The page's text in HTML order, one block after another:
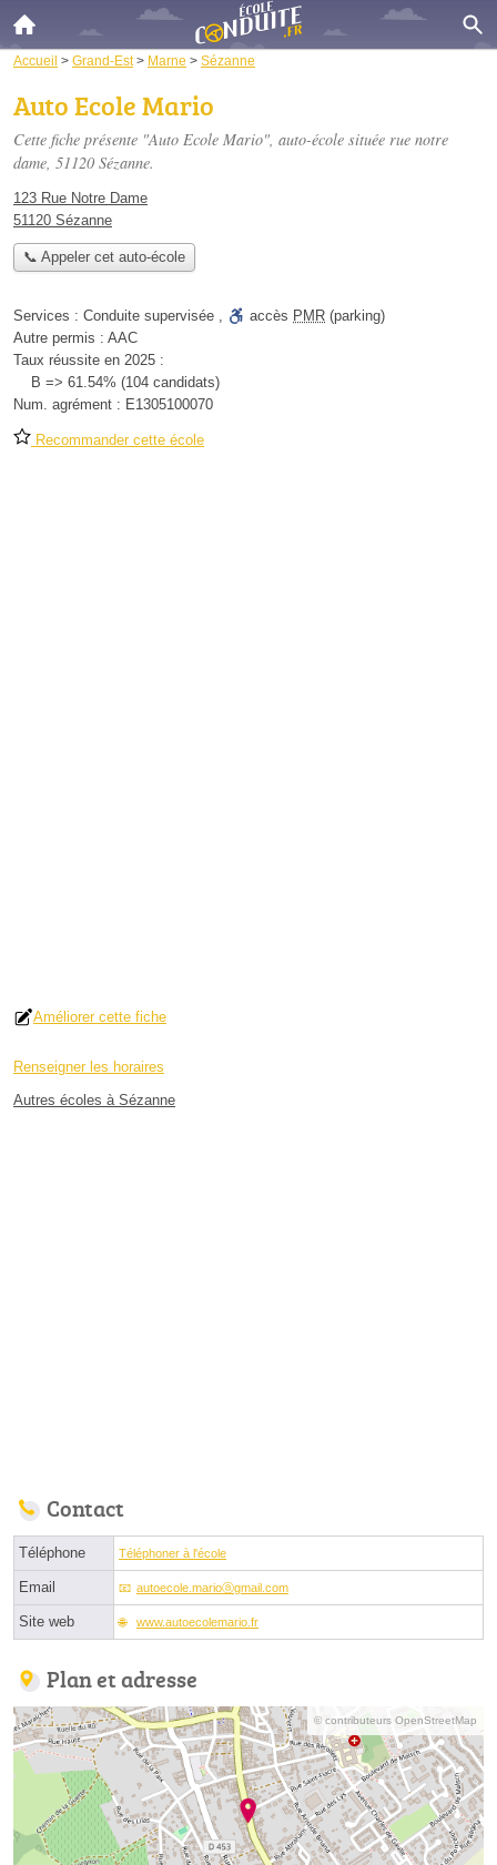
Accueil > Grand-Est> Marne > Sézanne
Auto Ecole Mario
Cette fiche présente "Auto Ecole Mario", auto-école située rue notre
dame, 51120 Sézanne.
123 Rue Notre Dame
51120 Sézanne
📞 Appeler cet auto-école
Services : Conduite supervisée , accès PMR (parking)
Autre permis : AAC
Taux réussite en 2025 :
B => 61.54% (104 candidats)
Num. agrément : E1305100070
Recommander cette école
Améliorer cette fiche
Renseigner les horaires
Autres écoles à Sézanne
Contact
Téléphone Téléphoner à l'école
Email autoecole.marioⓐgmail.com
Site web www.autoecolemario.fr
Plan et adresse
© contributeurs OpenStreetMap